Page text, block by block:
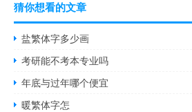
猜你想看的文章
盐繁体字多少画
考研能不考本专业吗
年底与过年哪个便宜
暖繁体字怎